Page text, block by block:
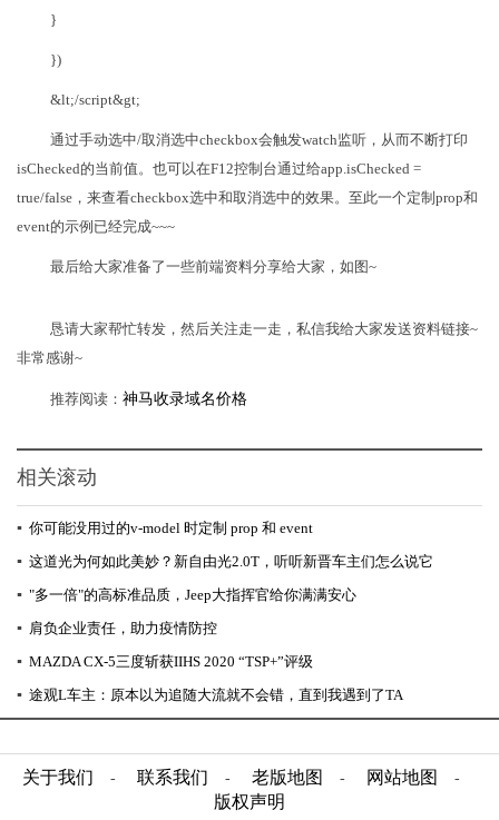
}
})
&lt;/script&gt;
通过手动选中/取消选中checkbox会触发watch监听，从而不断打印
isChecked的当前值。也可以在F12控制台通过给app.isChecked =
true/false，来查看checkbox选中和取消选中的效果。至此一个定制prop和
event的示例已经完成~~~
最后给大家准备了一些前端资料分享给大家，如图~
恳请大家帮忙转发，然后关注走一走，私信我给大家发送资料链接~
非常感谢~
推荐阅读： 神马收录域名价格
相关滚动
▪ 你可能没用过的v-model 时定制 prop 和 event
▪ 这道光为何如此美妙？新自由光2.0T，听听新晋车主们怎么说它
▪ "多一倍"的高标准品质，Jeep大指挥官给你满满安心
▪ 肩负企业责任，助力疫情防控
▪ MAZDA CX-5三度斩获IIHS 2020 “TSP+”评级
▪ 途观L车主：原本以为追随大流就不会错，直到我遇到了TA
关于我们 - 联系我们 - 老版地图 - 网站地图 -
版权声明